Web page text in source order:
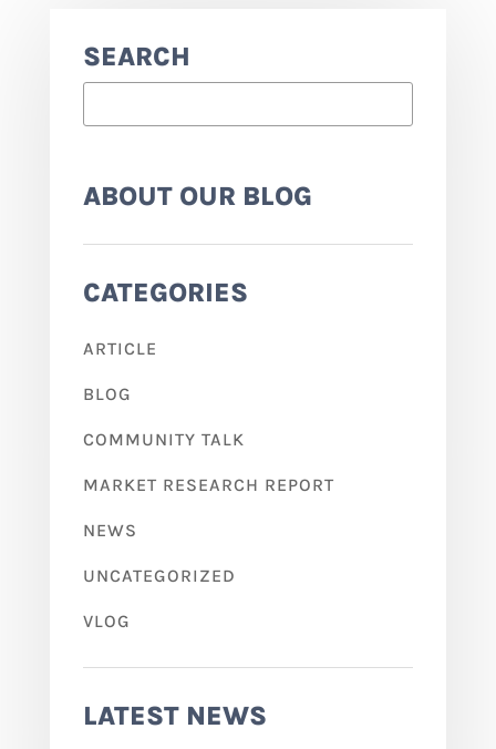
SEARCH
ABOUT OUR BLOG
CATEGORIES
ARTICLE
BLOG
COMMUNITY TALK
MARKET RESEARCH REPORT
NEWS
UNCATEGORIZED
VLOG
LATEST NEWS